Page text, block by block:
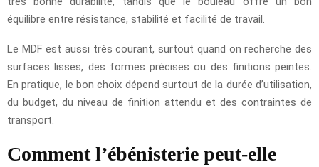
équilibre entre résistance, stabilité et facilité de travail.
Le MDF est aussi très courant, surtout quand on recherche des
surfaces lisses, des formes précises ou des finitions peintes.
En pratique, le bon choix dépend surtout de la durée d’utilisation,
du budget, du niveau de finition attendu et des contraintes de
transport.
Comment l’ébénisterie peut-elle